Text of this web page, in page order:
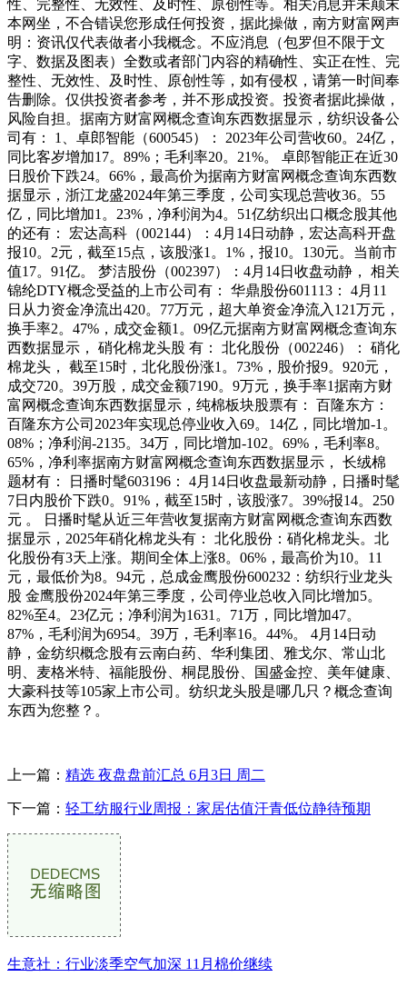
性、完整性、无效性、及时性、原创性等。相关消息并未颠末
本网坐，不合错误您形成任何投资，据此操做，南方财富网声
明：资讯仅代表做者小我概念。不应消息（包罗但不限于文
字、数据及图表）全数或者部门内容的精确性、实正在性、完
整性、无效性、及时性、原创性等，如有侵权，请第一时间奉
告删除。仅供投资者参考，并不形成投资。投资者据此操做，
风险自担。据南方财富网概念查询东西数据显示，纺织设备公
司有： 1、卓郎智能（600545）： 2023年公司营收60。24亿，
同比客岁增加17。89%；毛利率20。21%。 卓郎智能正在近30
日股价下跌24。66%，最高价为据南方财富网概念查询东西数
据显示，浙江龙盛2024年第三季度，公司实现总营收36。55
亿，同比增加1。23%，净利润为4。51亿纺织出口概念股其他
的还有： 宏达高科（002144）：4月14日动静，宏达高科开盘
报10。2元，截至15点，该股涨1。1%，报10。130元。当前市
值17。91亿。 梦洁股份（002397）：4月14日收盘动静， 相关
锦纶DTY概念受益的上市公司有： 华鼎股份601113： 4月11
日从力资金净流出420。77万元，超大单资金净流入121万元，
换手率2。47%，成交金额1。09亿元据南方财富网概念查询东
西数据显示， 硝化棉龙头股 有： 北化股份（002246）： 硝化
棉龙头， 截至15时，北化股份涨1。73%，股价报9。920元，
成交720。39万股，成交金额7190。9万元，换手率1据南方财
富网概念查询东西数据显示，纯棉板块股票有： 百隆东方：
百隆东方公司2023年实现总停业收入69。14亿，同比增加-1。
08%；净利润-2135。34万，同比增加-102。69%，毛利率8。
65%，净利率据南方财富网概念查询东西数据显示， 长绒棉
题材有： 日播时髦603196： 4月14日收盘最新动静，日播时髦
7日内股价下跌0。91%，截至15时，该股涨7。39%报14。250
元 。 日播时髦从近三年营收复据南方财富网概念查询东西数
据显示，2025年硝化棉龙头有： 北化股份：硝化棉龙头。北
化股份有3天上涨。期间全体上涨8。06%，最高价为10。11
元，最低价为8。94元，总成金鹰股份600232：纺织行业龙头
股 金鹰股份2024年第三季度，公司停业总收入同比增加5。
82%至4。23亿元；净利润为1631。71万，同比增加47。
87%，毛利润为6954。39万，毛利率16。44%。 4月14日动
静，金纺织概念股有云南白药、华利集团、雅戈尔、常山北
明、麦格米特、福能股份、桐昆股份、国盛金控、美年健康、
大豪科技等105家上市公司。纺织龙头股是哪几只？概念查询
东西为您整？。
上一篇： 精选 夜盘盘前汇总 6月3日 周二
下一篇： 轻工纺服行业周报：家居估值汗青低位静待预期
生意社：行业淡季空气加深 11月棉价继续